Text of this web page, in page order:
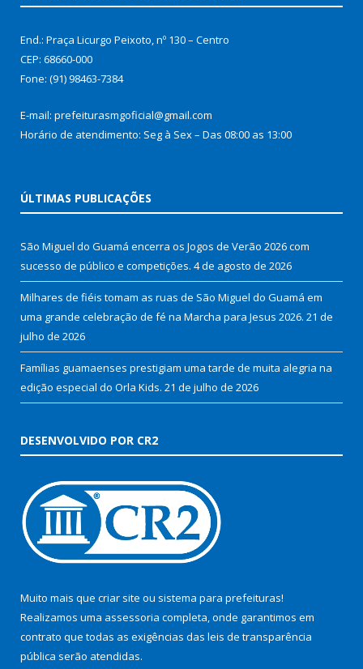
End.: Praça Licurgo Peixoto, nº 130 – Centro
CEP: 68660-000
Fone: (91) 98463-7384
E-mail: prefeiturasmgoficial@gmail.com
Horário de atendimento: Seg à Sex – Das 08:00 as 13:00
ÚLTIMAS PUBLICAÇÕES
São Miguel do Guamá encerra os Jogos de Verão 2026 com
sucesso de público e competições. 4 de agosto de 2026
Milhares de fiéis tomam as ruas de São Miguel do Guamá em
uma grande celebração de fé na Marcha para Jesus 2026. 21 de
julho de 2026
Famílias guamaenses prestigiam uma tarde de muita alegria na
edição especial do Orla Kids. 21 de julho de 2026
DESENVOLVIDO POR CR2
Muito mais que criar site ou sistema para prefeituras!
Realizamos uma assessoria completa, onde garantimos em
contrato que todas as exigências das leis de transparência
pública serão atendidas.